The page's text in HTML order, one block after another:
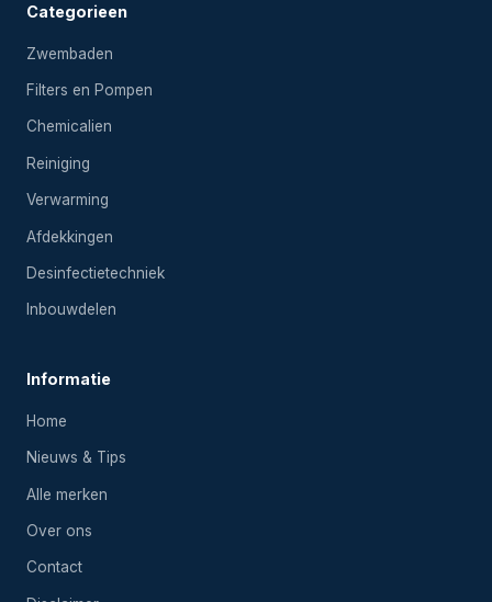
Categorieen
Zwembaden
Filters en Pompen
Chemicalien
Reiniging
Verwarming
Afdekkingen
Desinfectietechniek
Inbouwdelen
Informatie
Home
Nieuws & Tips
Alle merken
Over ons
Contact